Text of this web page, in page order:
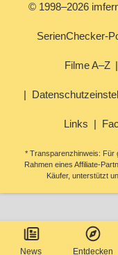
News Entdecken
© 1998–2026
SerienChecker-
Filme A–Z
Links
* Transparenzhinweis: Für
Rahmen eines Affiliate-
Käufer, unterstützt